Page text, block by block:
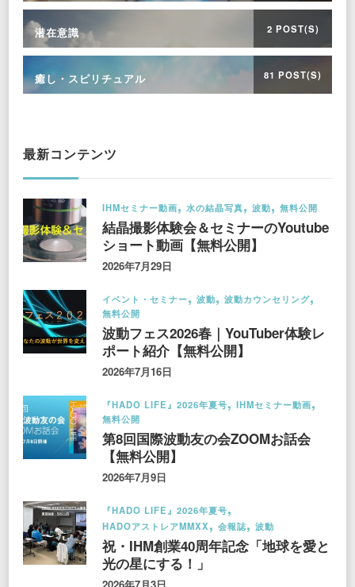
潜在意識 2 POST(S)
癒し・スピリチュアル 81 POST(S)
最新コンテンツ
IHMセミナー動画 水の結晶写真 波動 無料公開
結晶撮影体験会＆セミナーのYoutube
ショート動画【無料公開】
2026年7月29日
イベント・セミナー 波動
波動カウンセリング
無料公開
波動フェス2026春｜YouTuber体験レ
ポート紹介【無料公開】
2026年7月16日
『HADO LIFE』2026年夏号
IHMセミナー動画
無料公開
第8回国際波動友の会ZOOMお話会
【無料公開】
2026年7月9日
『HADO LIFE』2026年夏号
HADOアストレアMMXX
会報誌 波動
祝・IHM創業40周年記念「地球を愛と
光の星にする！」